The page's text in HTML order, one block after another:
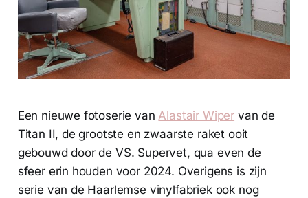
Een nieuwe fotoserie vanAlastair Wiper van de
Titan II, de grootste en zwaarste raket ooit
gebouwd door de VS. Supervet, qua even de
sfeer erin houden voor 2024. Overigens is zijn
serie van de Haarlemse vinylfabriek ook nog